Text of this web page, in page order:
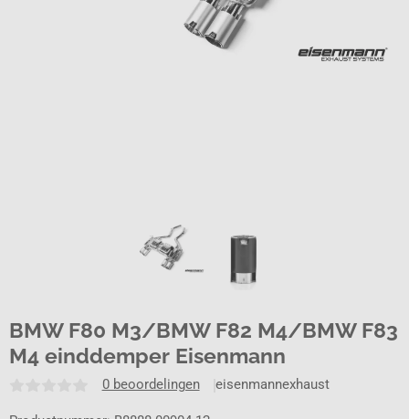
BMW F80 M3/BMW F82 M4/BMW F83
M4 einddemper Eisenmann
0 beoordelingen eisenmannexhaust